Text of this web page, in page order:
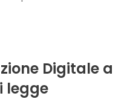
Digitale a
legge